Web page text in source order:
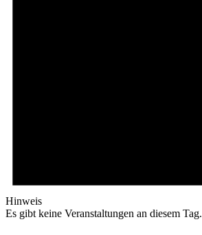
Hinweis
Es gibt keine Veranstaltungen an diesem Tag.